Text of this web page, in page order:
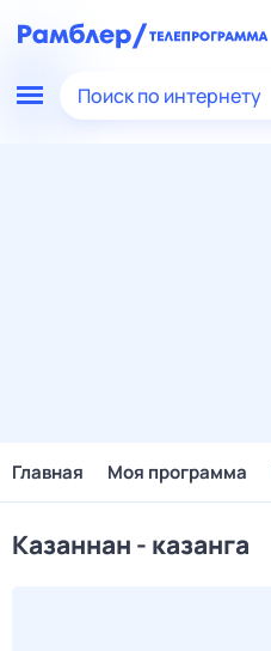
Поиск по интернету
Главная Моя программа
Казаннан - казанга